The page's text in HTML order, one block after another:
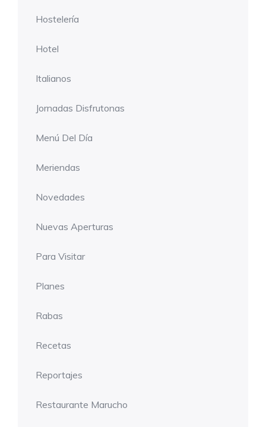
Hostelería
Hotel
Italianos
Jornadas Disfrutonas
Menú Del Día
Meriendas
Novedades
Nuevas Aperturas
Para Visitar
Planes
Rabas
Recetas
Reportajes
Restaurante Marucho